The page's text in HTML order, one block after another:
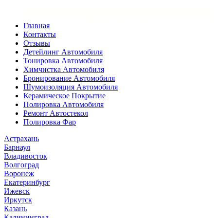
Главная
Контакты
Отзывы
Детейлинг Автомобиля
Тонировка Автомобиля
Химчистка Автомобиля
Бронирование Автомобиля
Шумоизоляция Автомобиля
Керамическое Покрытие
Полировка Автомобиля
Ремонт Автостекол
Полировка Фар
Астрахань
Барнаул
Владивосток
Волгоград
Воронеж
Екатеринбург
Ижевск
Иркутск
Казань